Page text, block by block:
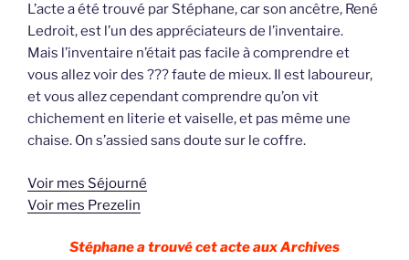
L’acte a été trouvé par Stéphane, car son ancêtre, René
Ledroit, est l’un des appréciateurs de l’inventaire.
Mais l’inventaire n’était pas facile à comprendre et
vous allez voir des ??? faute de mieux. Il est laboureur,
et vous allez cependant comprendre qu’on vit
chichement en literie et vaiselle, et pas même une
chaise. On s’assied sans doute sur le coffre.
Voir mes Séjourné
Voir mes Prezelin
Stéphane a trouvé cet acte aux Archives